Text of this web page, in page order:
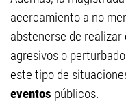
acercamiento a no
abstenerse de
agresivos o
este tipo de
eventos públicos.